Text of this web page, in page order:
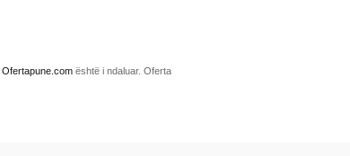
Ofertapune.com është i ndaluar. Oferta